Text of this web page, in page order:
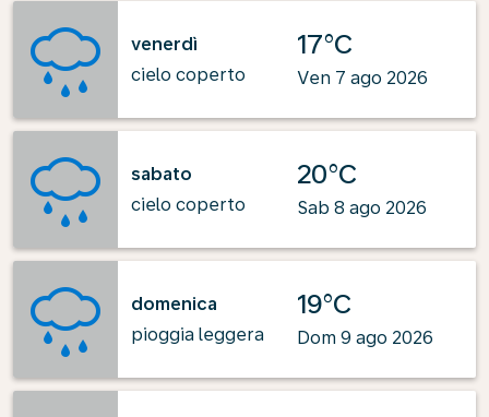
venerdì
cielo coperto
17°C
Ven 7 ago 2026
sabato
cielo coperto
20°C
Sab 8 ago 2026
domenica
pioggia leggera
19°C
Dom 9 ago 2026